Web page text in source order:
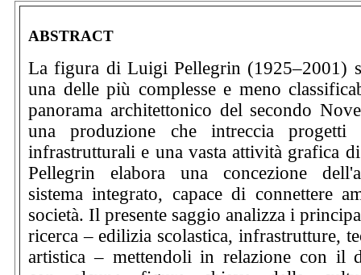
ABSTRACT
La figura di Luigi Pellegrin (1925–2001)
una delle più complesse e meno
panorama architettonico del secondo
una produzione che intreccia progetti
infrastrutturali e una vasta attività grafica
Pellegrin elabora una concezione
sistema integrato, capace di connettere
società. Il presente saggio analizza i
ricerca – edilizia scolastica, infrastrutture,
artistica – mettendoli in relazione con il